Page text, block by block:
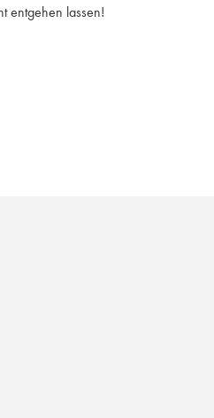
entgehen lassen!